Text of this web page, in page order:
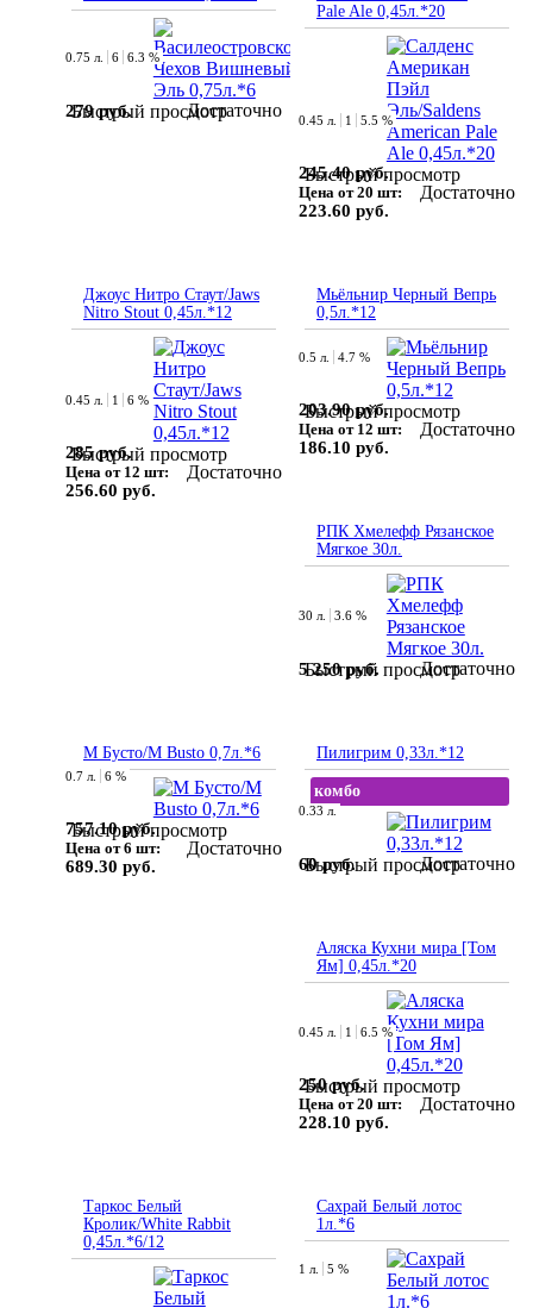
Быстрый просмотр
0.75 л. 6 6.3 %
279 руб. Достаточно
Pale Ale 0,45л.*20
Быстрый просмотр
0.45 л. 1 5.5 %
245.40 руб.
Цена от 20 шт:
223.60 руб.
Достаточно
Джоус Нитро Стаут/Jaws
Nitro Stout 0,45л.*12
Быстрый просмотр
0.45 л. 1 6 %
285 руб.
Цена от 12 шт:
256.60 руб.
Достаточно
Мьёльнир Черный Вепрь
0,5л.*12
Быстрый просмотр
0.5 л. 4.7 %
203.90 руб.
Цена от 12 шт:
186.10 руб.
Достаточно
РПК Хмелефф Рязанское
Мягкое 30л.
Быстрый просмотр
30 л. 3.6 %
5 250 руб. Достаточно
М Бусто/M Busto 0,7л.*6
Быстрый просмотр
0.7 л. 6 %
757.10 руб.
Цена от 6 шт:
689.30 руб.
Достаточно
Пилигрим 0,33л.*12
комбо
Быстрый просмотр
0.33 л.
60 руб. Достаточно
Аляска Кухни мира [Том
Ям] 0,45л.*20
Быстрый просмотр
0.45 л. 1 6.5 %
250 руб.
Цена от 20 шт:
228.10 руб.
Достаточно
Таркос Белый
Кролик/White Rabbit
0,45л.*6/12
Сахрай Белый лотос
1л.*6
1 л. 5 %